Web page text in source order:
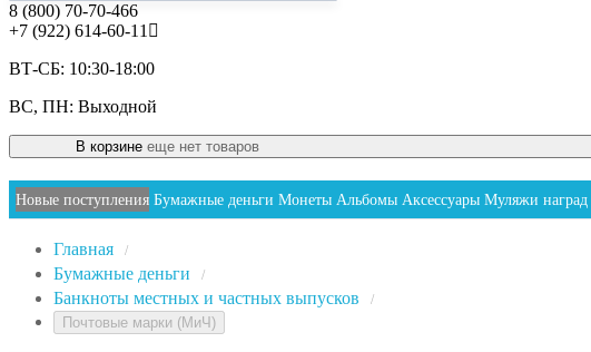
8 (800) 70-70-466
+7 (922) 614-60-11
ВТ-СБ: 10:30-18:00
ВС, ПН: Выходной
В корзине еще нет товаров
Новые поступления Бумажные деньги Монеты Альбомы Аксессуары Муляжи наград
Главная /
Бумажные деньги /
Банкноты местных и частных выпусков /
Почтовые марки (МиЧ)